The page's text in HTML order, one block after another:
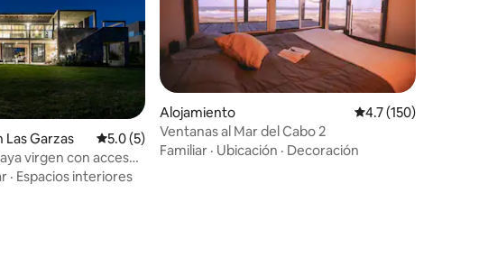
53 reseñas
Las Garzas Calificación promedio: 5.0 de 5, 5 reseñas
5.0 (5)
virgen con acceso
· Espacios interiores
Alojamiento Calificación
4.7 (150)
Ventanas al Mar del Cabo 2
Familiar · Ubicación · Decoración